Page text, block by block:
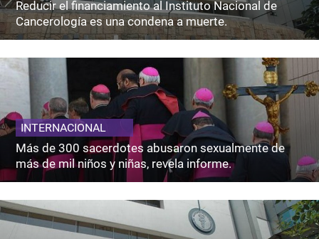
Reducir el financiamiento al Instituto Nacional de
Cancerología es una condena a muerte.
INTERNACIONAL
Más de 300 sacerdotes abusaron sexualmente de
más de mil niños y niñas, revela informe.